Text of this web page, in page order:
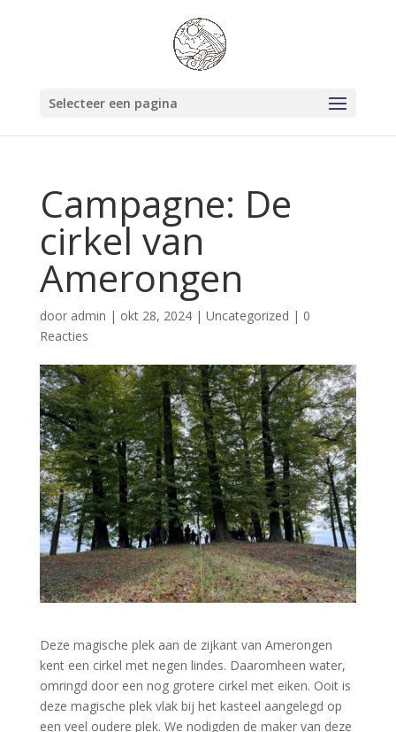
Selecteer een pagina
Campagne: De
cirkel van
Amerongen
door admin | okt 28, 2024| Uncategorized | 0
Reacties
Deze magische plek aan de zijkant van Amerongen
kent een cirkel met negen lindes. Daaromheen water,
omringd door een nog grotere cirkel met eiken. Ooit is
deze magische plek vlak bij het kasteel aangelegd op
een veel oudere plek. We nodigden de maker van deze